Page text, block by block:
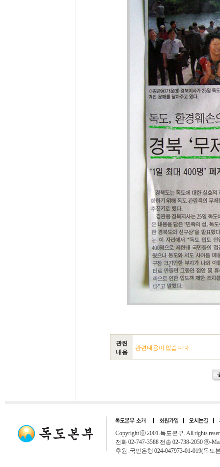
관련
내용
관련내용이 없습니다
Copyright ⓒ 2001.독도본부. All rights
전화 02-747-3588 전송 02-738-2050 ⓔ-
후원 :국민은행 024-047973-01-019(독도